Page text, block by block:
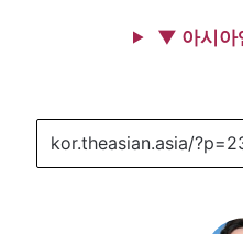
▼ 아시아